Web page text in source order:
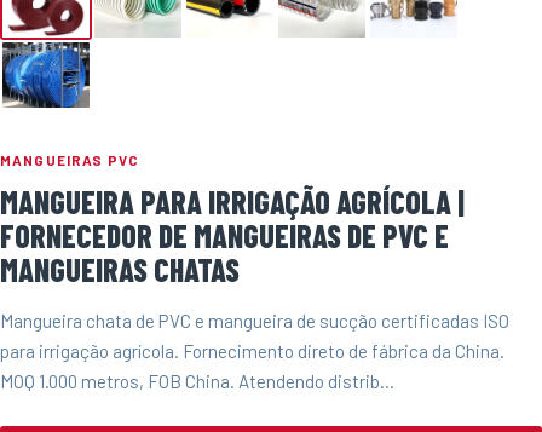
MANGUEIRAS PVC
MANGUEIRA PARA IRRIGAÇÃO AGRÍCOLA |
FORNECEDOR DE MANGUEIRAS DE PVC E
MANGUEIRAS CHATAS
Mangueira chata de PVC e mangueira de sucção certificadas ISO
para irrigação agrícola. Fornecimento direto de fábrica da China.
MOQ 1.000 metros, FOB China. Atendendo distrib...